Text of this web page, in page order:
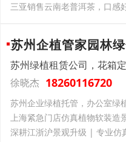
三亚销售云南老普洱茶，口感
苏州企植管家园林
苏州绿植租赁公司，花箱
徐晓杰 18260116720